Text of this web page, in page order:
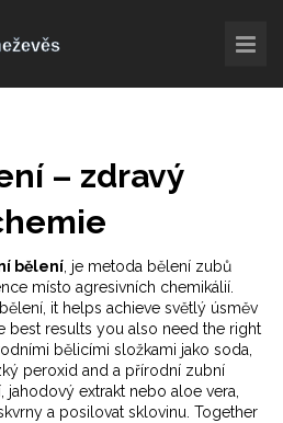
– zdravý
bělení je metoda bělení zubů
místo agresivních chemikálií
, it helps achieve světlý úsměv
best results you also need the right
bělicími složkami jako soda,
peroxid and a přírodní zubní
jahodový extrakt nebo aloe vera,
a posilovat sklovinu . Together